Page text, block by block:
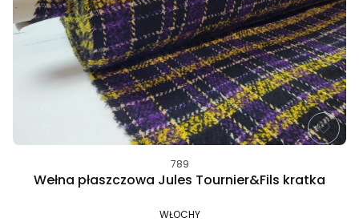
789
Wełna płaszczowa Jules Tournier&Fils kratka
WŁOCHY